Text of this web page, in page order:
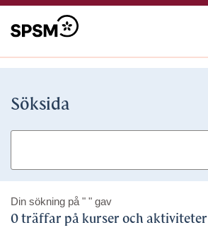
Söksida
Din sökning på " " gav
0 träffar på kurser och aktiviteter